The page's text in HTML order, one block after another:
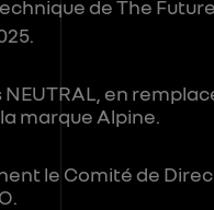
de The
en
marque Alpine.
le Comité de